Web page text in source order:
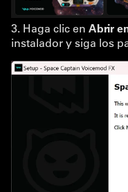
3. Haga clic en Abrir
instalador y siga los